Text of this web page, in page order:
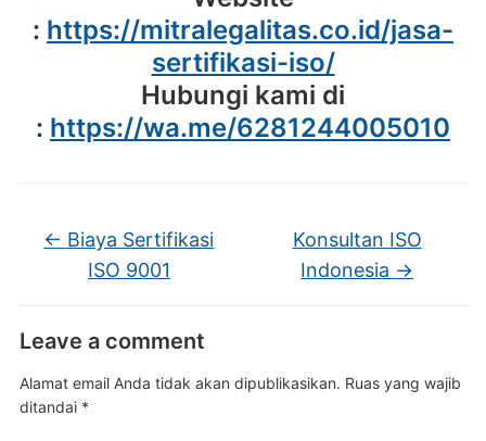
: https://mitralegalitas.co.id/jasa-
sertifikasi-iso/
Hubungi kami di
: https://wa.me/6281244005010
← Biaya Sertifikasi
ISO 9001
Konsultan ISO
Indonesia →
Leave a comment
Alamat email Anda tidak akan dipublikasikan. Ruas yang wajib
ditandai *